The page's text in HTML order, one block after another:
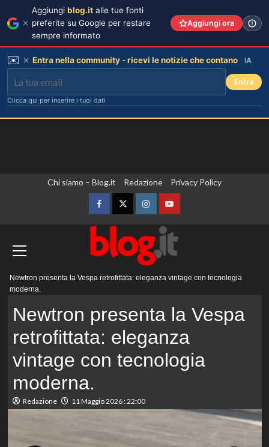
Chi siamo – Blog.it Redazione Privacy Policy
FacebookTwitterInstagramYouTube
principale
Newtron presenta la Vespa retrofittata: eleganza vintage con tecnologia
moderna.
Newtron presenta la Vespa
retrofittata: eleganza
vintage con tecnologia
moderna.
Redazione 11 Maggio 2026 : 22:00
Aggiungi blog.it alle tue fonti
preferite su Google per restare
sempre informato
Aggiungi ora
✉️ Entra nella community - ricevi le notizie che contano IA
Entra
Clicca qui per inserire i tuoi dati